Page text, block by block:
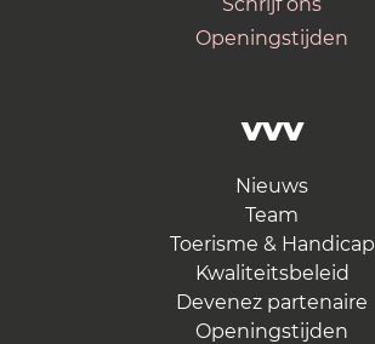
Openingstijden
VVV
Nieuws
Team
Toerisme & Handicap
Kwaliteitsbeleid
Devenez partenaire
Openingstijden